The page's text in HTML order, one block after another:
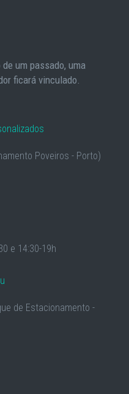
um passado, uma
ficará vinculado.
Poveiros - Porto)
e 14:30-19h
de Estacionamento -